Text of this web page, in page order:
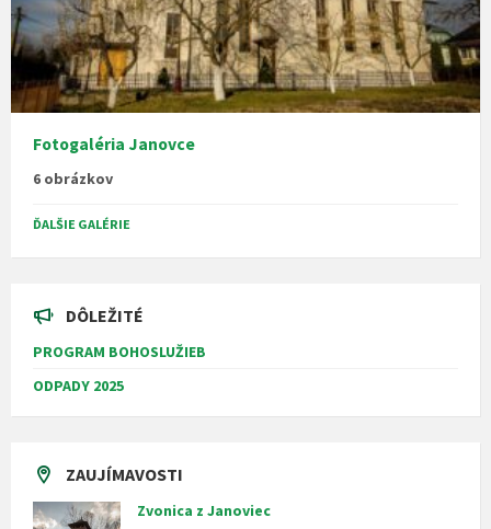
Fotogaléria Janovce
6 obrázkov
ĎALŠIE GALÉRIE
DÔLEŽITÉ
PROGRAM BOHOSLUŽIEB
ODPADY 2025
ZAUJÍMAVOSTI
Zvonica z Janoviec